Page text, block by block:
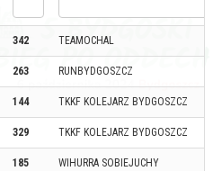
342 TEAMOCHAL
263 RUNBYDGOSZCZ
144 TKKF KOLEJARZ BYDGOSZCZ
329 TKKF KOLEJARZ BYDGOSZCZ
185 WIHURRA SOBIEJUCHY